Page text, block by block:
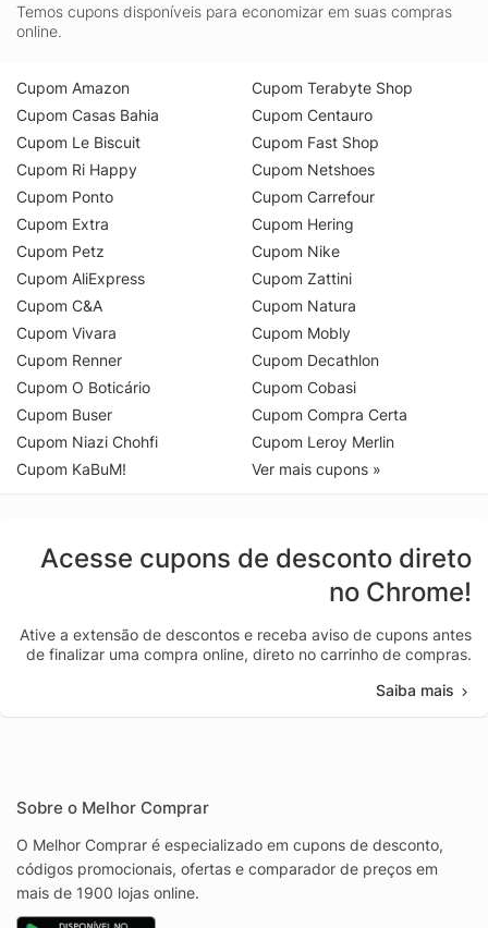
Temos cupons disponíveis para economizar em suas compras
online.
Cupom Amazon
Cupom Casas Bahia
Cupom Le Biscuit
Cupom Ri Happy
Cupom Ponto
Cupom Extra
Cupom Petz
Cupom AliExpress
Cupom C&A
Cupom Vivara
Cupom Renner
Cupom O Boticário
Cupom Buser
Cupom Niazi Chohfi
Cupom KaBuM!
Cupom Terabyte Shop
Cupom Centauro
Cupom Fast Shop
Cupom Netshoes
Cupom Carrefour
Cupom Hering
Cupom Nike
Cupom Zattini
Cupom Natura
Cupom Mobly
Cupom Decathlon
Cupom Cobasi
Cupom Compra Certa
Cupom Leroy Merlin
Ver mais cupons »
Acesse cupons de desconto direto
no Chrome!
Ative a extensão de descontos e receba aviso de cupons antes
de finalizar uma compra online, direto no carrinho de compras.
Saiba mais
Sobre o Melhor Comprar
O Melhor Comprar é especializado em cupons de desconto,
códigos promocionais, ofertas e comparador de preços em
mais de 1900 lojas online.